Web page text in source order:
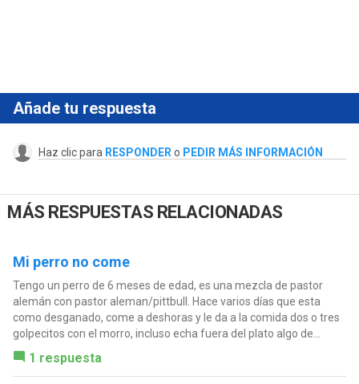
Añade tu respuesta
Haz clic para RESPONDER o PEDIR MÁS INFORMACIÓN
MÁS RESPUESTAS RELACIONADAS
Mi perro no come
Tengo un perro de 6 meses de edad, es una mezcla de pastor
alemán con pastor aleman/pittbull. Hace varios días que esta
como desganado, come a deshoras y le da a la comida dos o tres
golpecitos con el morro, incluso echa fuera del plato algo de...
1 respuesta